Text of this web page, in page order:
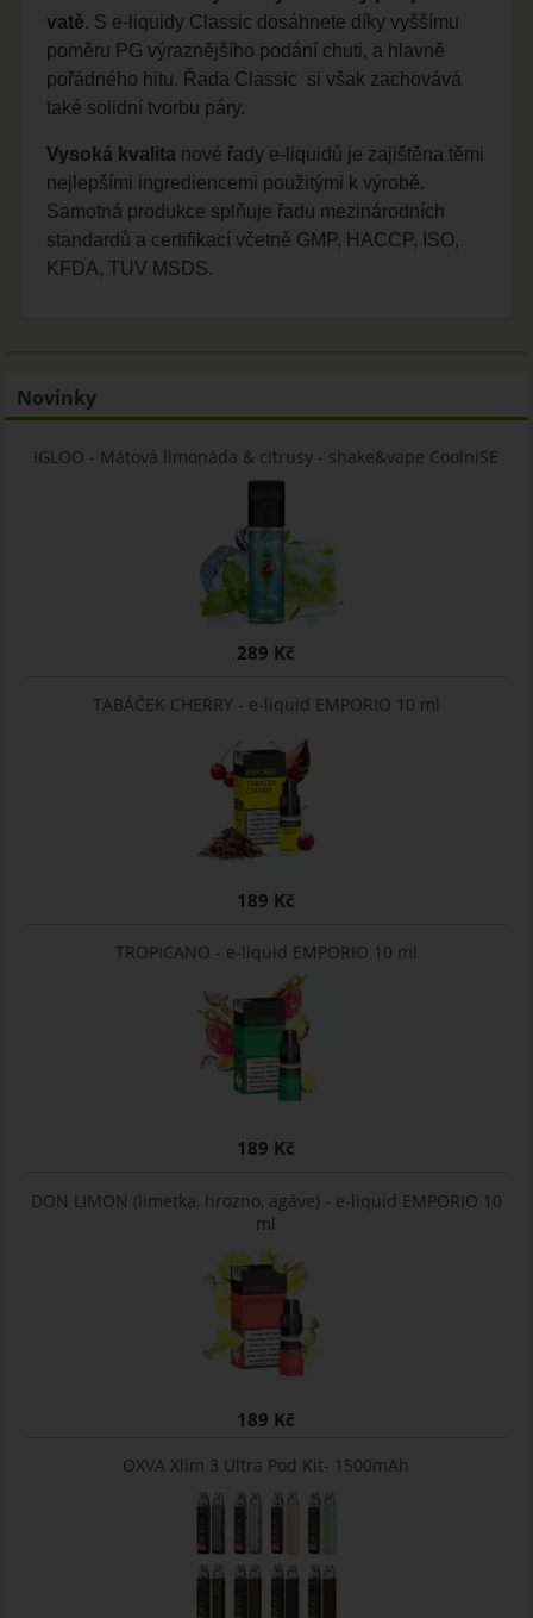
vatě. S e-liquidy Classic dosáhnete díky vyššímu
poměru PG výraznějšího podání chuti, a hlavně
pořádného hitu. Řada Classic si však zachovává
také solidní tvorbu páry.
Vysoká kvalita nové řady e-liquidů je zajištěna těmi
nejlepšími ingrediencemi použitými k výrobě.
Samotná produkce splňuje řadu mezinárodních
standardů a certifikací včetně GMP, HACCP, ISO,
KFDA, TUV MSDS.
Novinky
IGLOO - Mátová limonáda & citrusy - shake&vape CoolniSE
289 Kč
TABÁČEK CHERRY - e-liquid EMPORIO 10 ml
189 Kč
TROPICANO - e-liquid EMPORIO 10 ml
189 Kč
DON LIMON (limetka, hrozno, agáve) - e-liquid EMPORIO 10
ml
189 Kč
OXVA Xlim 3 Ultra Pod Kit- 1500mAh